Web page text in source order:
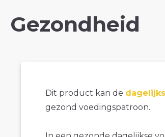
Gezondheid
Dit product kan de
gezond voedingspatroon.